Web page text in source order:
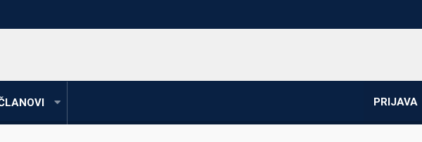
PRIJAVA